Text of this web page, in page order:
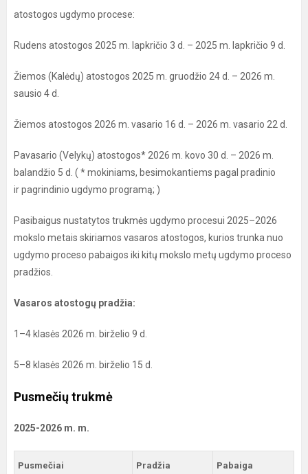
atostogos ugdymo procese:
Rudens atostogos 2025 m. lapkričio 3 d. – 2025 m. lapkričio 9 d.
Žiemos (Kalėdų) atostogos 2025 m. gruodžio 24 d. – 2026 m.
sausio 4 d.
Žiemos atostogos 2026 m. vasario 16 d. – 2026 m. vasario 22 d.
Pavasario (Velykų) atostogos* 2026 m. kovo 30 d. – 2026 m.
balandžio 5 d. ( * mokiniams, besimokantiems pagal pradinio
ir pagrindinio ugdymo programą; )
Pasibaigus nustatytos trukmės ugdymo procesui 2025–2026
mokslo metais skiriamos vasaros atostogos, kurios trunka nuo
ugdymo proceso pabaigos iki kitų mokslo metų ugdymo proceso
pradžios.
Vasaros atostogų pradžia:
1–4 klasės 2026 m. birželio 9 d.
5–8 klasės 2026 m. birželio 15 d.
Pusmečių trukmė
2025-2026 m. m.
Pusmečiai Pradžia Pabaiga